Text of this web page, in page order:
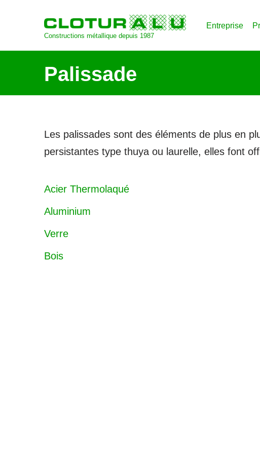
Constructions métallique depuis 1987
Entreprise
Palissade
Les palissades sont des éléments de plus en
persistantes type thuya ou laurelle, elles font
Acier Thermolaqué
Aluminium
Verre
Bois